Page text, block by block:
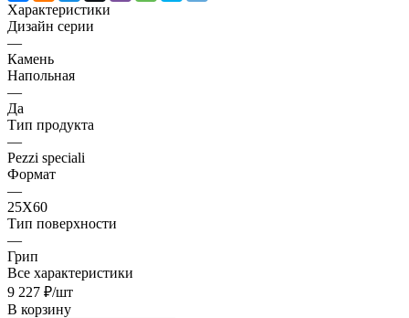
Характеристики
Дизайн серии
—
Камень
Напольная
—
Да
Тип продукта
—
Pezzi speciali
Формат
—
25X60
Тип поверхности
—
Грип
Все характеристики
9 227 ₽/шт
В корзину